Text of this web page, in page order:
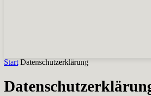
Start Datenschutzerklärung